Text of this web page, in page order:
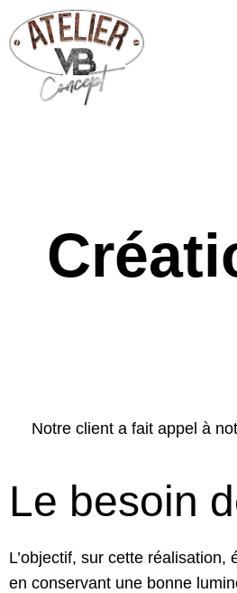
Notre client a fait appel à
Le besoin
L’objectif, sur cette réalisation,
en conservant une bonne